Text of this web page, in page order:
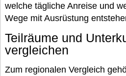
welche tägliche Anreise und
Wege mit Ausrüstung
Teilräume und
vergleichen
Zum regionalen Vergleich